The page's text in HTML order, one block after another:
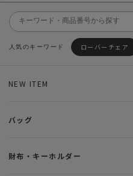
ローバーチェア
NEW ITEM
バッグ
財布・キーホルダー